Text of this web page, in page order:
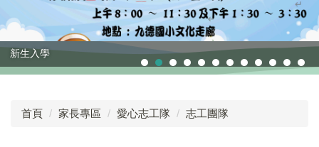
新生入學
首頁 家長專區 愛心志工隊 志工團隊